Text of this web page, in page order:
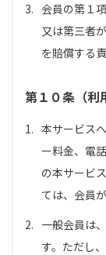
3. 会員の第１
又は第三者
を賠償する
第１０条（利
1. 本サービス
ー料金、電
の本サービ
ては、会員
2. 一般会員は
す。ただし